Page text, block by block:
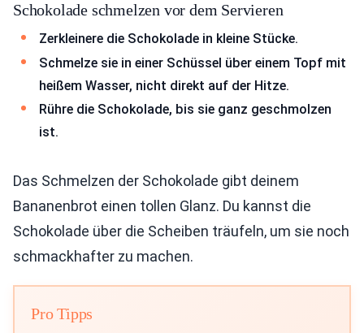
Schokolade schmelzen vor dem Servieren
Zerkleinere die Schokolade in kleine Stücke.
Schmelze sie in einer Schüssel über einem Topf mit
heißem Wasser, nicht direkt auf der Hitze.
Rühre die Schokolade, bis sie ganz geschmolzen
ist.
Das Schmelzen der Schokolade gibt deinem
Bananenbrot einen tollen Glanz. Du kannst die
Schokolade über die Scheiben träufeln, um sie noch
schmackhafter zu machen.
Pro Tipps